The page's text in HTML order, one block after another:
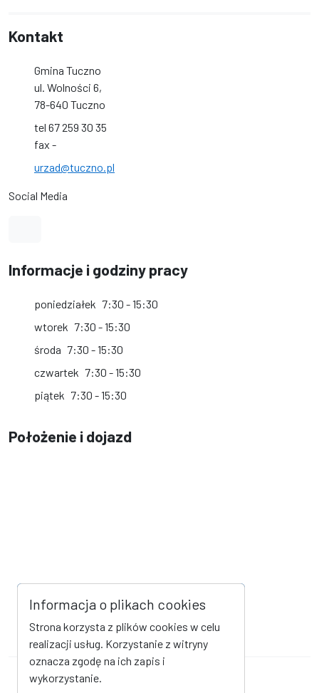
Kontakt
Gmina Tuczno
ul. Wolności 6,
78-640 Tuczno
tel 67 259 30 35
fax -
urzad@tuczno.pl
Social Media
Informacje i godziny pracy
poniedziałek 7:30 - 15:30
wtorek 7:30 - 15:30
środa 7:30 - 15:30
czwartek 7:30 - 15:30
piątek 7:30 - 15:30
Położenie i dojazd
Informacja o plikach cookies
Strona korzysta z plików cookies w celu
realizacji usług. Korzystanie z witryny
oznacza zgodę na ich zapis i
wykorzystanie.